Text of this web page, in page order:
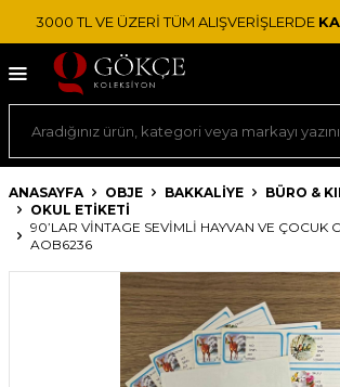
3000 TL VE ÜZERİ TÜM ALIŞVERİŞLERDE
ANASAYFA OBJE BAKKALIYE
BÜRO &
OKUL ETIKETI
90’LAR VINTAGE SEVIMLI HAYVAN VE ÇOCUK
AOB6236